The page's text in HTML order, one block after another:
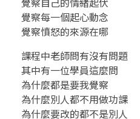
5
1
.
真
覺察每一個起心動念
覺察憤怒的來源在哪
課程中老師問有沒有問題
其中有一位學員這麼問
為什麼都是要我覺察
為什麼別人都不用做功課
為什麼要改的都不是別人